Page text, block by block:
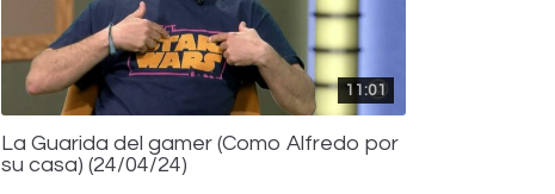
11:01
La Guarida del gamer (Como Alfredo por
su casa) (24/04/24)